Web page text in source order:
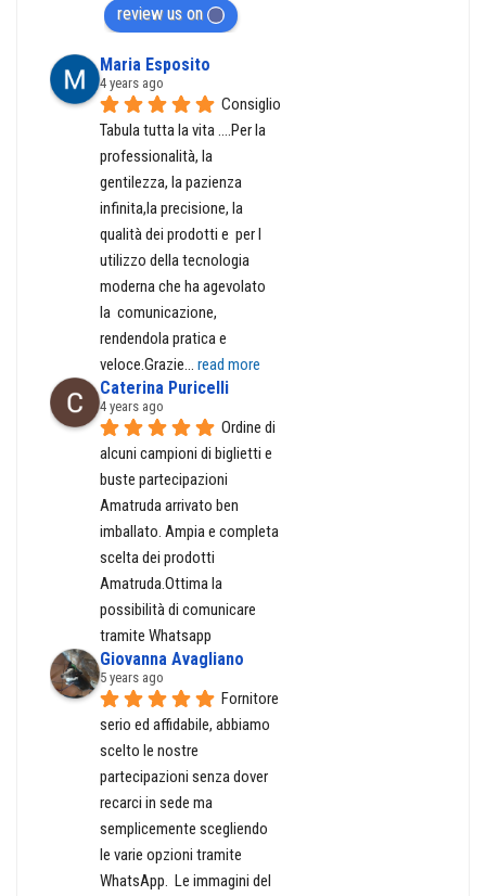
review us on
Maria Esposito
4 years ago
Consiglio
Tabula tutta la vita ....Per la
professionalità, la
gentilezza, la pazienza
infinita,la precisione, la
qualità dei prodotti e  per l
utilizzo della tecnologia
moderna che ha agevolato
la  comunicazione,
rendendola pratica e
veloce.Grazie... read more
Caterina Puricelli
4 years ago
Ordine di
alcuni campioni di biglietti e
buste partecipazioni
Amatruda arrivato ben
imballato. Ampia e completa
scelta dei prodotti
Amatruda.Ottima la
possibilità di comunicare
tramite Whatsapp
Giovanna Avagliano
5 years ago
Fornitore
serio ed affidabile, abbiamo
scelto le nostre
partecipazioni senza dover
recarci in sede ma
semplicemente scegliendo
le varie opzioni tramite
WhatsApp.  Le immagini del